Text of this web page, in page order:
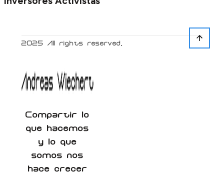
Compartir lo
que hacemos
y lo que
somos nos
hace crecer
2025 All rights reserved.